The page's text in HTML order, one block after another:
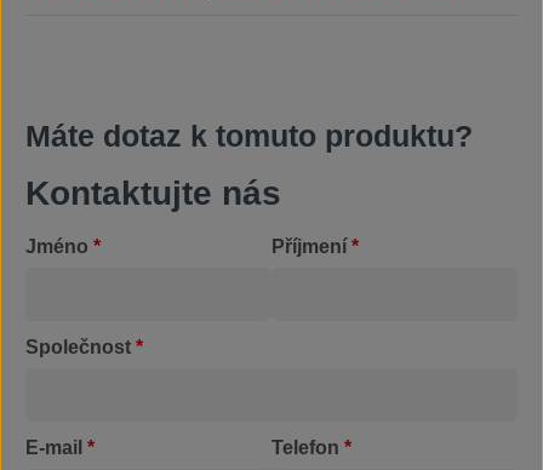
Máte dotaz k tomuto produktu?
Kontaktujte nás
Jméno * Příjmení *
Společnost *
E-mail * Telefon *